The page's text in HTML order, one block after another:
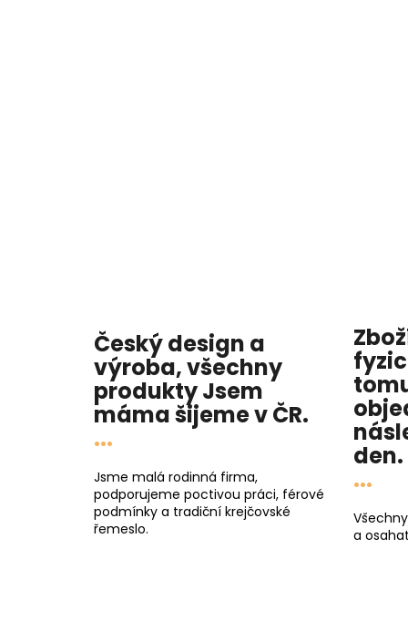
Český design a
výroba, všechny
produktyJsem
mámašijeme v ČR.
...
Jsme malá rodinná firma,
podporujeme poctivou práci, férové
podmínky a tradiční krejčovské
řemeslo.
den.
...
a